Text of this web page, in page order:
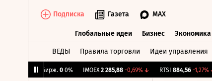
Подписка Газета MAX
Глобальные идеи Бизнес Экономика
ВЕДЫ Правила торговли Идеи управления
CNY Бирж. 0 0% IMOEX 2 285,88 -0,69%↓ RTSI 884,56 -1,27%↓